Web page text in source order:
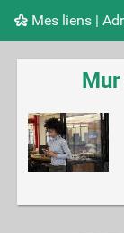
Mes liens |
Nuage de tags